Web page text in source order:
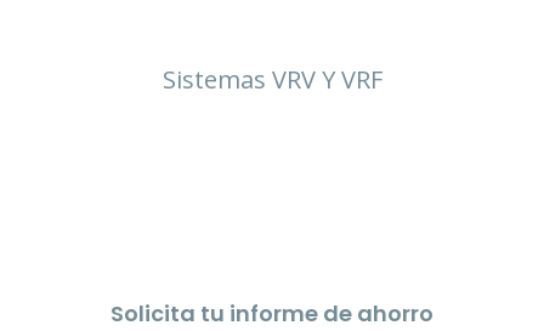
Sistemas VRV Y VRF
Solicita tu informe de ahorro